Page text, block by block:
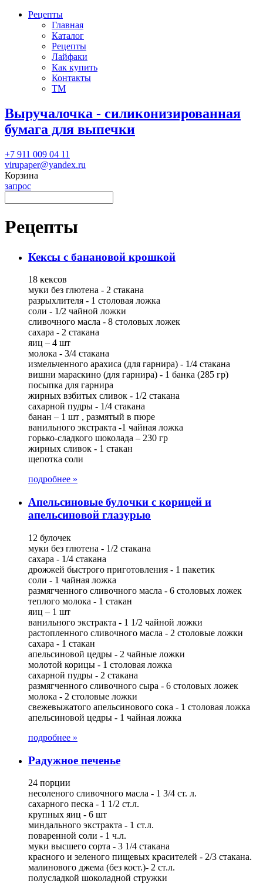
Рецепты
Главная
Каталог
Рецепты
Лайфаки
Как купить
Контакты
ТМ
Выручалочка - силиконизированная
бумага для выпечки
+7 911 009 04 11
virupaper@yandex.ru
Корзина
запрос
Рецепты
Кексы с банановой крошкой
18 кексов
муки без глютена - 2 стакана
разрыхлителя - 1 столовая ложка
соли - 1/2 чайной ложки
сливочного масла - 8 столовых ложек
сахара - 2 стакана
яиц – 4 шт
молока - 3/4 стакана
измельченного арахиса (для гарнира) - 1/4 стакана
вишни мараскино (для гарнира) - 1 банка (285 гр)
посыпка для гарнира
жирных взбитых сливок - 1/2 стакана
сахарной пудры - 1/4 стакана
банан – 1 шт , размятый в пюре
ванильного экстракта -1 чайная ложка
горько-сладкого шоколада – 230 гр
жирных сливок - 1 стакан
щепотка соли
подробнее »
Апельсиновые булочки с корицей и
апельсиновой глазурью
12 булочек
муки без глютена - 1/2 стакана
сахара - 1/4 стакана
дрожжей быстрого приготовления - 1 пакетик
соли - 1 чайная ложка
размягченного сливочного масла - 6 столовых ложек
теплого молока - 1 стакан
яиц – 1 шт
ванильного экстракта - 1 1/2 чайной ложки
растопленного сливочного масла - 2 столовые ложки
сахара - 1 стакан
апельсиновой цедры - 2 чайные ложки
молотой корицы - 1 столовая ложка
сахарной пудры - 2 стакана
размягченного сливочного сыра - 6 столовых ложек
молока - 2 столовые ложки
свежевыжатого апельсинового сока - 1 столовая ложка
апельсиновой цедры - 1 чайная ложка
подробнее »
Радужное печенье
24 порции
несоленого сливочного масла - 1 3/4 ст. л.
сахарного песка - 1 1/2 ст.л.
крупных яиц - 6 шт
миндального экстракта - 1 ст.л.
поваренной соли - 1 ч.л.
муки высшего сорта - 3 1/4 стакана
красного и зеленого пищевых красителей - 2/3 стакана.
малинового джема (без кост.)- 2 ст.л.
полусладкой шоколадной стружки